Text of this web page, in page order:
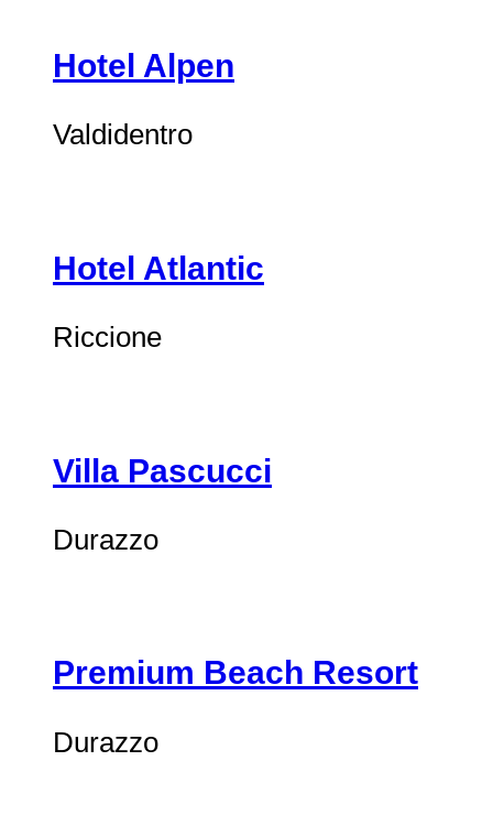
Hotel Alpen
Valdidentro
Hotel Atlantic
Riccione
Villa Pascucci
Durazzo
Premium Beach Resort
Durazzo